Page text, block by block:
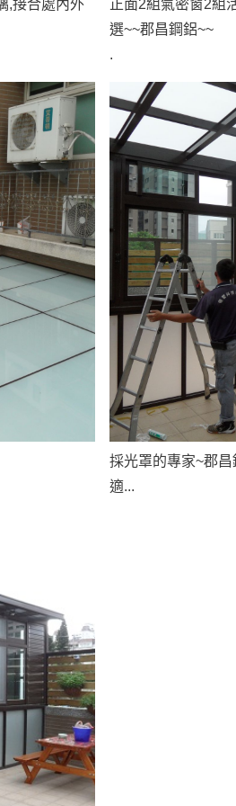
,接合處內外
正面2組氣密窗2組
選~~郡昌鋼鋁~~
.
採光罩的專家~郡
適...